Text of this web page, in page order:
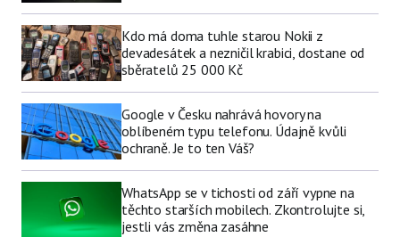
Kdo má doma tuhle starou Nokii z
devadesátek a nezničil krabici, dostane od
sběratelů 25 000 Kč
Google v Česku nahrává hovory na
oblíbeném typu telefonu. Údajně kvůli
ochraně. Je to ten Váš?
WhatsApp se v tichosti od září vypne na
těchto starších mobilech. Zkontrolujte si,
jestli vás změna zasáhne